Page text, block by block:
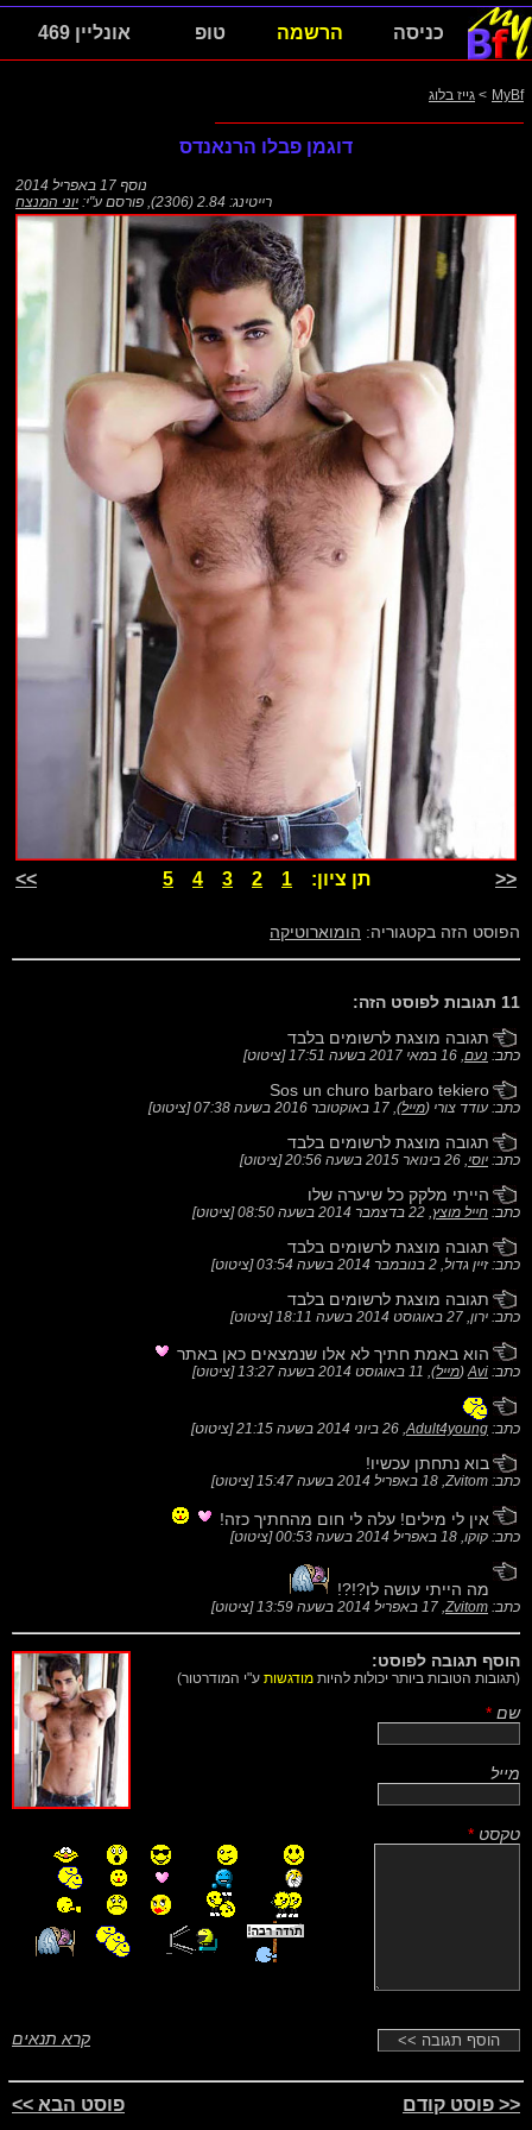
כניסה הרשמה טופ אונליין 469
MyBf
> גייז בלוג
דוגמן פבלו הרנאנדס
נוסף 17 באפריל 2014
רייטינג: 2.84 (2306)
, פורסם ע"י: יוני המנצח
<< תן ציון: 1
2
3
4
5
>>
הפוסט הזה בקטגוריה: הומוארוטיקה
11 תגובות לפוסט הזה:
תגובה מוצגת לרשומים בלבד
כתב: נעם, 16 במאי 2017 בשעה 17:51 [ציטוט]
Sos un churo barbaro tekiero
כתב: עודד צורי (מייל), 17 באוקטובר 2016 בשעה 07:38 [ציטוט]
תגובה מוצגת לרשומים בלבד
כתב: יוסי, 26 בינואר 2015 בשעה 20:56 [ציטוט]
הייתי מלקק כל שיערה שלו
כתב: חייל מוצץ, 22 בדצמבר 2014 בשעה 08:50 [ציטוט]
תגובה מוצגת לרשומים בלבד
כתב: זיין גדול, 2 בנובמבר 2014 בשעה 03:54 [ציטוט]
תגובה מוצגת לרשומים בלבד
כתב: ירון, 27 באוגוסט 2014 בשעה 18:11 [ציטוט]
הוא באמת חתיך לא אלו שנמצאים כאן באתר
כתב: Avi
(מייל), 11 באוגוסט 2014 בשעה 13:27 [ציטוט]
כתב: Adult4young
, 26 ביוני 2014 בשעה 21:15 [ציטוט]
בוא נתחתן עכשיו!
כתב: Zvitom, 18 באפריל 2014 בשעה 15:47 [ציטוט]
אין לי מילים! עלה לי חום מהחתיך כזה!
כתב: קוקו, 18 באפריל 2014 בשעה 00:53 [ציטוט]
מה הייתי עושה לו?!?!
כתב: Zvitom
, 17 באפריל 2014 בשעה 13:59 [ציטוט]
הוסף תגובה לפוסט:
(תגובות הטובות ביותר יכולות להיות מודגשות ע"י המודרטור)
שם *
מייל
טקסט *
קרא תנאים
<< פוסט קודם פוסט הבא >>